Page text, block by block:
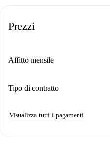
Prezzi
Affitto mensile
Tipo di contratto
Visualizza tutti i pagamenti